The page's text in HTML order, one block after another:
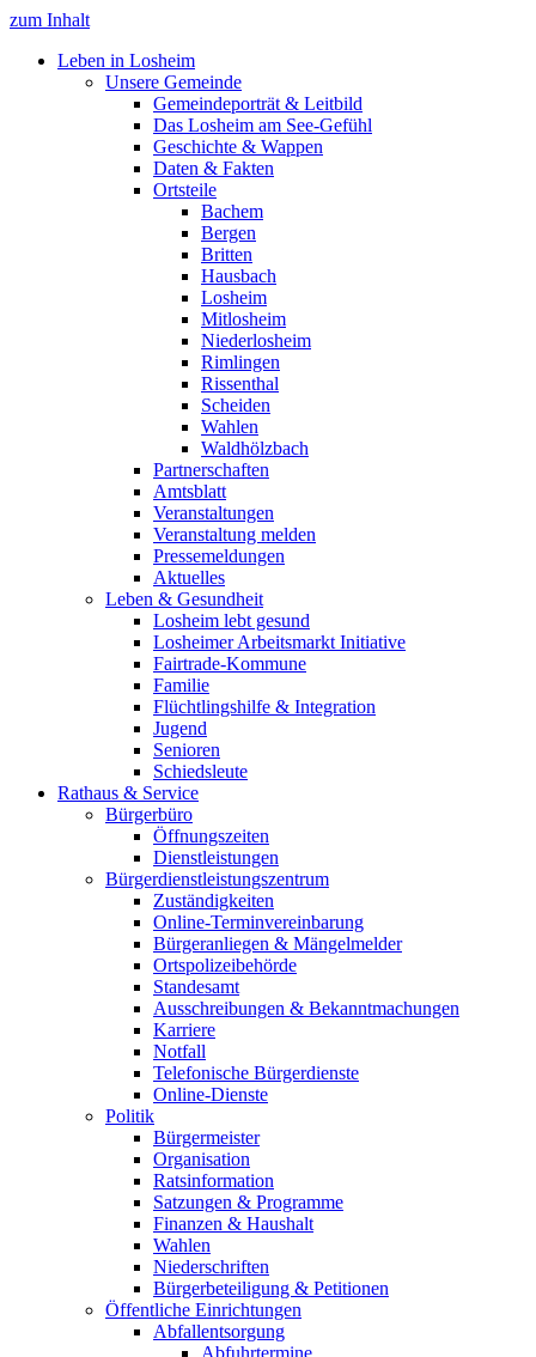
zum Inhalt
Leben in Losheim
Unsere Gemeinde
Gemeindeporträt & Leitbild
Das Losheim am See-Gefühl
Geschichte & Wappen
Daten & Fakten
Ortsteile
Bachem
Bergen
Britten
Hausbach
Losheim
Mitlosheim
Niederlosheim
Rimlingen
Rissenthal
Scheiden
Wahlen
Waldhölzbach
Partnerschaften
Amtsblatt
Veranstaltungen
Veranstaltung melden
Pressemeldungen
Aktuelles
Leben & Gesundheit
Losheim lebt gesund
Losheimer Arbeitsmarkt Initiative
Fairtrade-Kommune
Familie
Flüchtlingshilfe & Integration
Jugend
Senioren
Schiedsleute
Rathaus & Service
Bürgerbüro
Öffnungszeiten
Dienstleistungen
Bürgerdienstleistungszentrum
Zuständigkeiten
Online-Terminvereinbarung
Bürgeranliegen & Mängelmelder
Ortspolizeibehörde
Standesamt
Ausschreibungen & Bekanntmachungen
Karriere
Notfall
Telefonische Bürgerdienste
Online-Dienste
Politik
Bürgermeister
Organisation
Ratsinformation
Satzungen & Programme
Finanzen & Haushalt
Wahlen
Niederschriften
Bürgerbeteiligung & Petitionen
Öffentliche Einrichtungen
Abfallentsorgung
Abfuhrtermine